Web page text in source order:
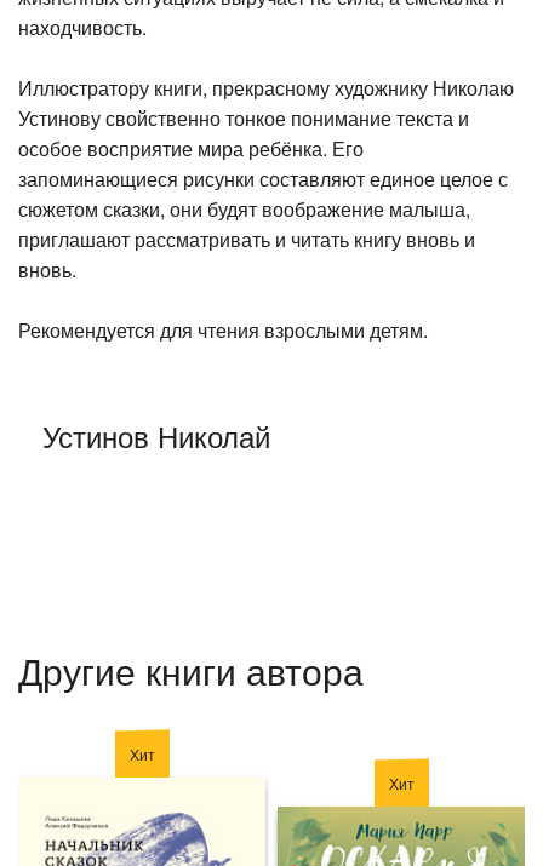
находчивость.
Иллюстратору книги, прекрасному художнику Николаю
Устинову свойственно тонкое понимание текста и
особое восприятие мира ребёнка. Его
запоминающиеся рисунки составляют единое целое с
сюжетом сказки, они будят воображение малыша,
приглашают рассматривать и читать книгу вновь и
вновь.
Рекомендуется для чтения взрослыми детям.
Устинов Николай
Другие книги автора
Хит
Хит